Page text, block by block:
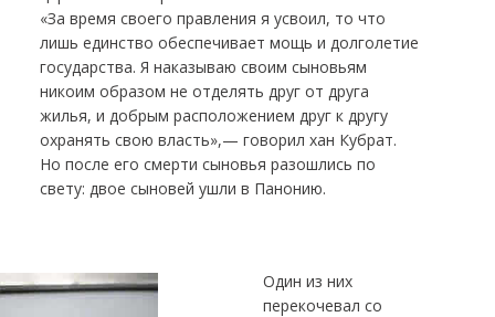
«За время своего правления я усвоил, то что
лишь единство обеспечивает мощь и долголетие
государства. Я наказываю своим сыновьям
никоим образом не отделять друг от друга
жилья, и добрым расположением друг к другу
охранять свою власть»,— говорил хан Кубрат.
Но после его смерти сыновья разошлись по
свету: двое сыновей ушли в Панонию.
Один из них
перекочевал со